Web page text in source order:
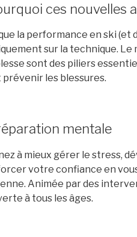
ces nouvelles
la performance en ski (et
sur la technique.
sont des piliers
prévenir les blessures.
mentale
à mieux gérer le stress,
votre confiance en
Animée par des
à tous les âges.